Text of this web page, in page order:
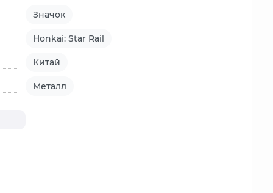
Значок
Honkai: Star Rail
Китай
Металл